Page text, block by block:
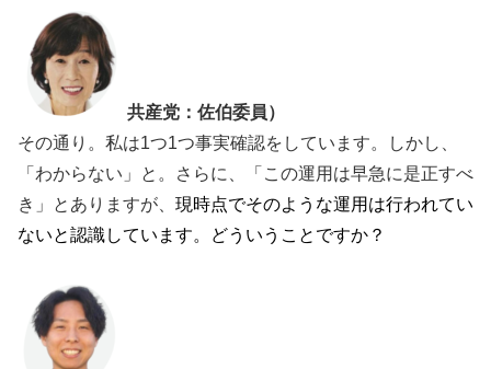
共産党：佐伯委員）
その通り。私は1つ1つ事実確認をしています。しかし、
「わからない」と。さらに、「この運用は早急に是正すべ
き」とありますが、 現時点でそのような運用は行われてい
ないと認識しています。どういうことですか？